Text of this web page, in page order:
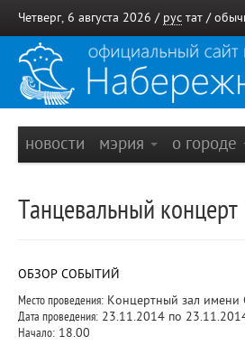
Четверг, 6 августа 2026 / рус тат /
новости мэрия о городе
Танцевальный
ОБЗОР СОБЫТИЙ
Место проведения: Концертный зал имени
Дата проведения: 23.11.2014 по
Начало: 18.00